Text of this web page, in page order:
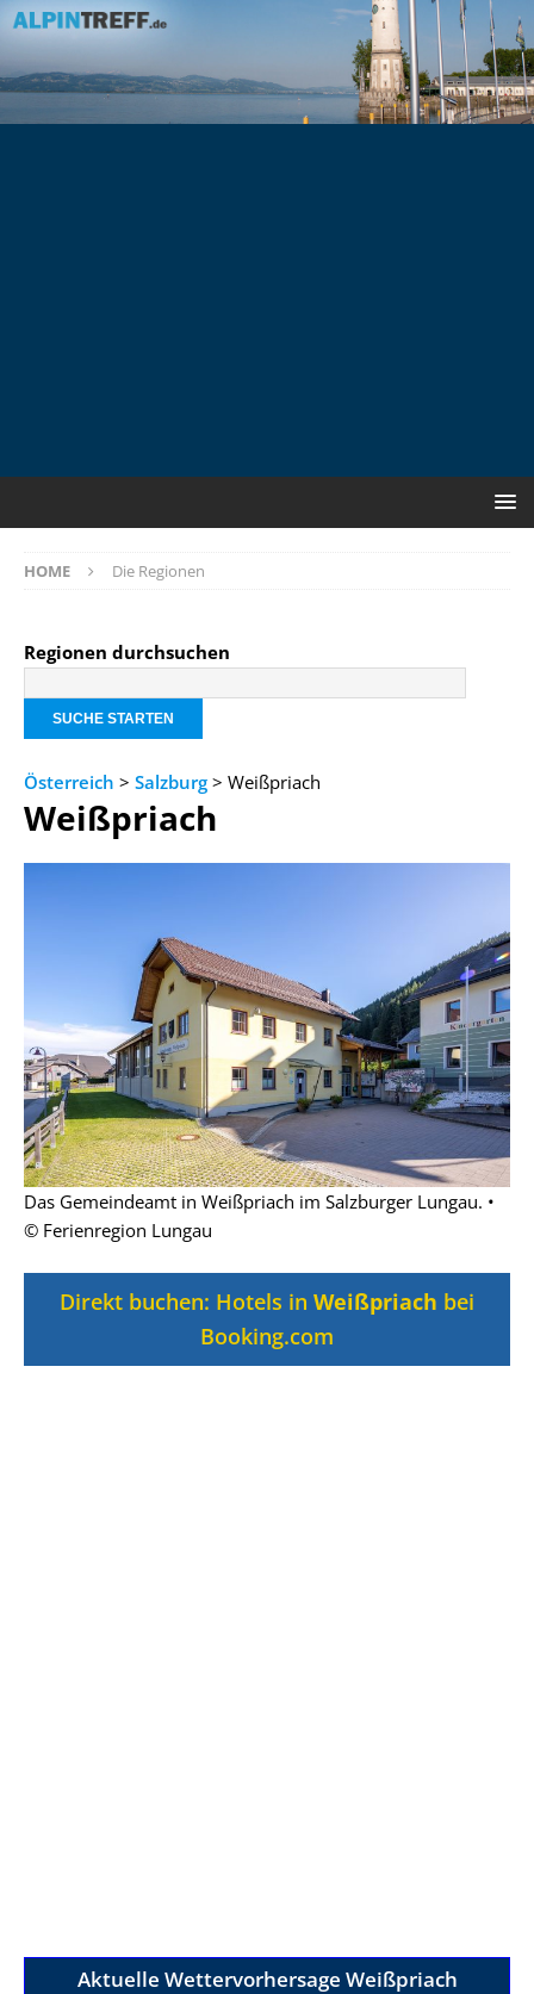
HOME Die Regionen
Regionen durchsuchen
Österreich > Salzburg > Weißpriach
Weißpriach
Das Gemeindeamt in Weißpriach im Salzburger Lungau. •
© Ferienregion Lungau
Direkt buchen: Hotels in Weißpriach bei
Booking.com
Aktuelle Wettervorhersage Weißpriach